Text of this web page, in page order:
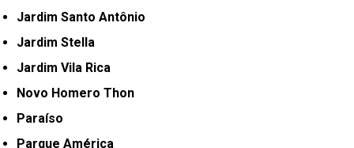
Jardim Santo Antônio
Jardim Stella
Jardim Vila Rica
Novo Homero Thon
Paraíso
Parque América